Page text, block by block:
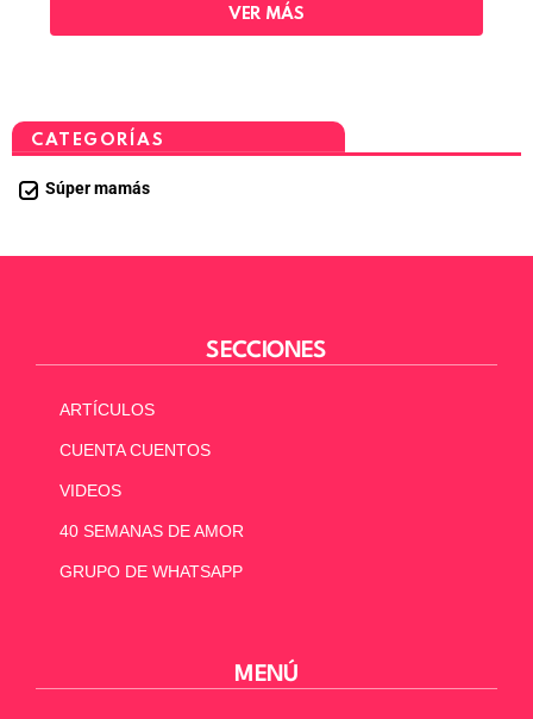
VER MÁS
CATEGORÍAS
Súper mamás
SECCIONES
ARTÍCULOS
CUENTA CUENTOS
VIDEOS
40 SEMANAS DE AMOR
GRUPO DE WHATSAPP
MENÚ